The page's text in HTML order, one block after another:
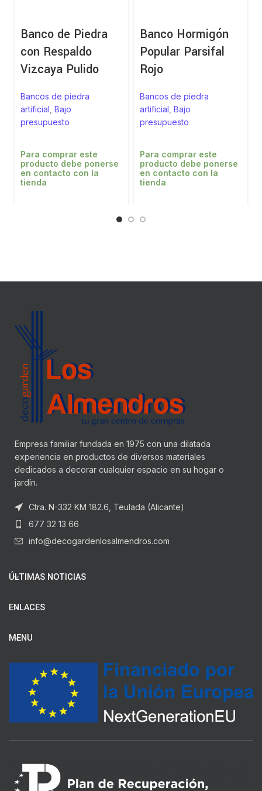
Banco de Piedra
con Respaldo
Vizcaya Pulido
Bancos de piedra
artificial ,Bajo
presupuesto
Para comprar este
producto debe ponerse
en contacto con la
tienda
Banco Hormigón
Popular Parsifal
Rojo
Bancos de piedra
artificial Bajo
presupuesto
Para comprar este
producto debe ponerse
en contacto con la
tienda
Empresa familiar fundada en 1975 con una dilatada
experiencia en productos de diversos materiales
dedicados a decorar cualquier espacio en su hogar o
jardín.
Ctra. N-332 KM 182.6, Teulada (Alicante)
677 32 13 66
info@decogardenlosalmendros.com
ÚLTIMAS NOTICIAS
ENLACES
MENU